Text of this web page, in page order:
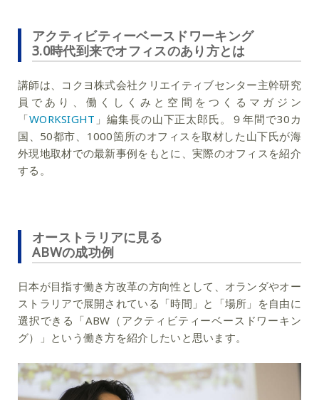
アクティビティーベースドワーキング
3.0時代到来でオフィスのあり方とは
講師は、コクヨ株式会社クリエイティブセンター主幹研究
員であり、働くしくみと空間をつくるマガジン
「WORKSIGHT 」編集長の山下正太郎氏。９年間で30カ
国、50都市、1000箇所のオフィスを取材した山下氏が海
外現地取材での最新事例をもとに、実際のオフィスを紹介
する。
オーストラリアに見る
ABWの成功例
日本が目指す働き方改革の方向性として、オランダやオー
ストラリアで展開されている「時間」と「場所」を自由に
選択できる「ABW（アクティビティーベースドワーキン
グ）」という働き方を紹介したいと思います。